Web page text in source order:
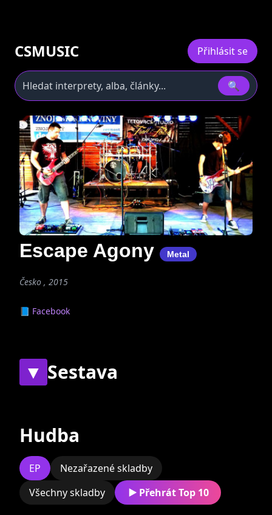
CSMUSIC Přihlásit se
🔍
Escape Agony Metal
Česko , 2015
📘 Facebook
▼ Sestava
Hudba
EP
Nezařazené skladby
Všechny skladby
Přehrát Top 10